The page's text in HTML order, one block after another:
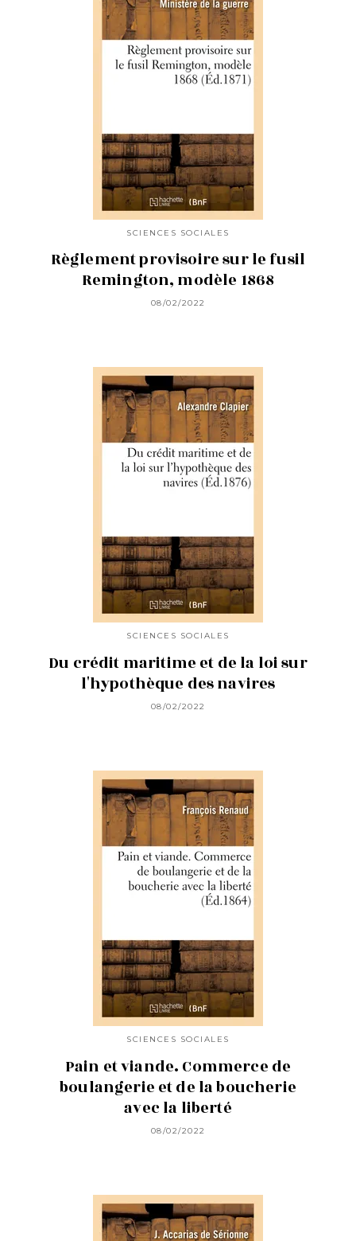
SCIENCES SOCIALES
Règlement provisoire sur le fusil
Remington, modèle 1868
08/02/2022
SCIENCES SOCIALES
Du crédit maritime et de la loi sur
l'hypothèque des navires
08/02/2022
SCIENCES SOCIALES
Pain et viande. Commerce de
boulangerie et de la boucherie
avec la liberté
08/02/2022